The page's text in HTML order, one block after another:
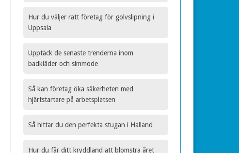
Hur du väljer rätt företag för golvslipning i
Uppsala
Upptäck de senaste trenderna inom
badkläder och simmode
Så kan företag öka säkerheten med
hjärtstartare på arbetsplatsen
Så hittar du den perfekta stugan i Halland
Hur du får ditt kryddland att blomstra året